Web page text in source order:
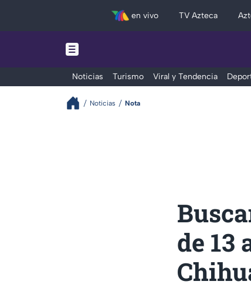
en vivo TV Azteca
Noticias Turismo Viral y Tendencia
Noticias Nota
de 13